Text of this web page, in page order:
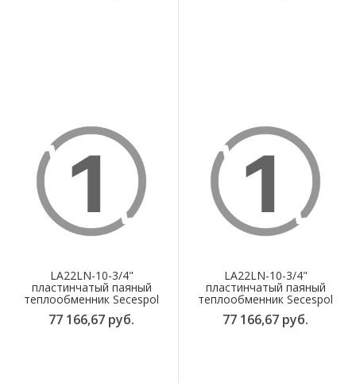
LA22LN-10-3/4"
пластинчатый паяный
теплообменник Secespol
77 166,67 руб.
LA22LN-10-3/4"
пластинчатый паяный
теплообменник Secespol
77 166,67 руб.